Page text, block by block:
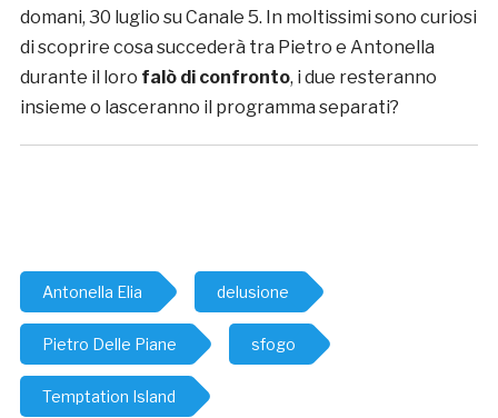
domani, 30 luglio su Canale 5. In moltissimi sono curiosi
di scoprire cosa succederà tra Pietro e Antonella
durante il loro falò di confronto, i due resteranno
insieme o lasceranno il programma separati?
Antonella Elia delusione
Pietro Delle Piane sfogo
Temptation Island